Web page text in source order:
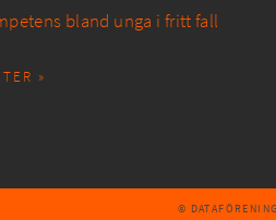
bland unga i fritt fall
»
©